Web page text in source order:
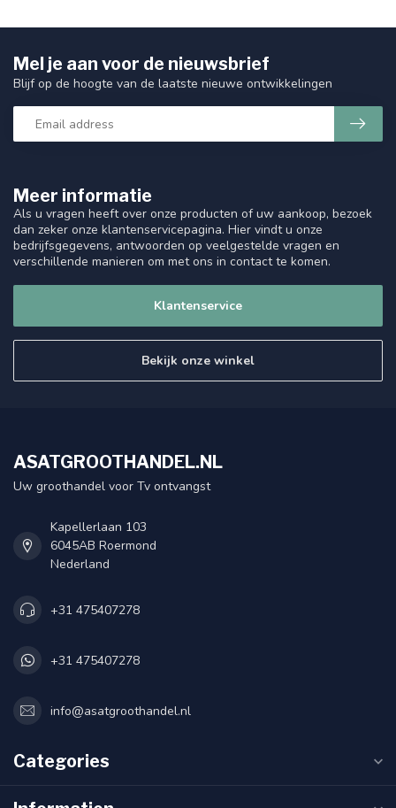
Meer informatie
Als u vragen heeft over onze producten of uw aankoop, bezoek
dan zeker onze klantenservicepagina. Hier vindt u onze
bedrijfsgegevens, antwoorden op veelgestelde vragen en
verschillende manieren om met ons in contact te komen.
Klantenservice
Bekijk onze winkel
Mel je aan voor de nieuwsbrief
Blijf op de hoogte van de laatste nieuwe ontwikkelingen
ASATGROOTHANDEL.NL
Uw groothandel voor Tv ontvangst
Kapellerlaan 103
6045AB Roermond
Nederland
+31 475407278
+31 475407278
info@asatgroothandel.nl
Categories